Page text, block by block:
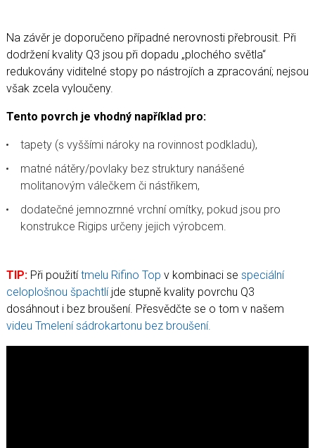
Na závěr je doporučeno případné nerovnosti přebrousit. Při
dodržení kvality Q3 jsou při dopadu „plochého světla“
redukovány viditelné stopy po nástrojích a zpracování; nejsou
však zcela vyloučeny.
Tento povrch je vhodný například pro:
tapety (s vyššími nároky na rovinnost podkladu),
matné nátěry/povlaky bez struktury nanášené
molitanovým válečkem či nástřikem,
dodatečné jemnozrnné vrchní omítky, pokud jsou pro
konstrukce Rigips určeny jejich výrobcem.
TIP: Při použitítmelu Rifino Top v kombinaci se speciální
celoplošnou špachtlíjde stupně kvality povrchu Q3
dosáhnout i bez broušení. Přesvědčte se o tom v našem
videu Tmelení sádrokartonu bez broušení.